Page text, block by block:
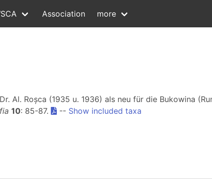
Association more
Al. Roșca (1935 u. 1936) als neu für die Bukowina
10: 85-87. -- Show included taxa